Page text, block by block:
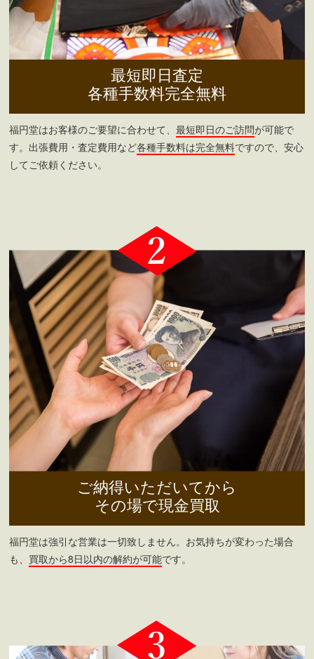
最短即日査定
各種手数料完全無料
福円堂はお客様のご要望に合わせて、最短即日のご訪問が可能で
す。出張費用・査定費用など各種手数料は完全無料ですので、安心
してご依頼ください。
ご納得いただいてから
その場で現金買取
福円堂は強引な営業は一切致しません。お気持ちが変わった場合
も、 買取から8日以内の解約が可能です。